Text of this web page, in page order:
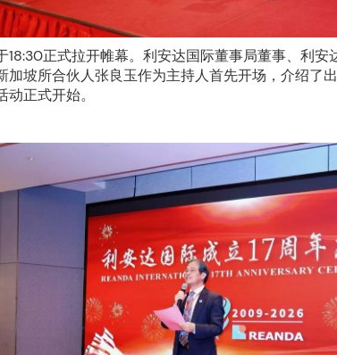
18:30正式拉开帷幕。利安达国际董事局董事、利安
加坡所合伙人张良玉作为主持人首先开场，介绍了
动正式开始。